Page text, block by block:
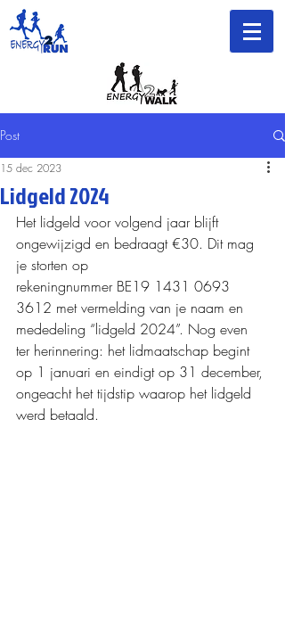
Post
Lidgeld 2024
15 dec 2023
Het lidgeld voor volgend jaar blijft
ongewijzigd en bedraagt €30. Dit mag
je storten op
rekeningnummer BE19 1431 0693
3612 met vermelding van je naam en
mededeling “lidgeld 2024”. Nog even
ter herinnering: het lidmaatschap begint
op 1 januari en eindigt op 31 december,
ongeacht het tijdstip waarop het lidgeld
werd betaald.